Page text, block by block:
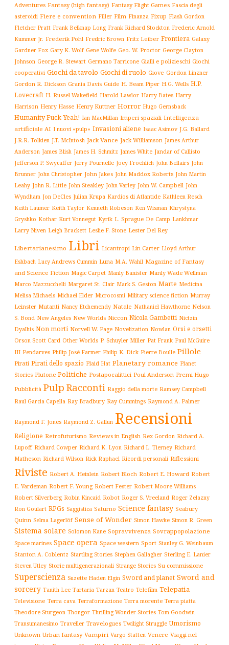
Adventures Fantasy (high fantasy) Fantasy Flight Games Fascia degli
asteroidi Fiere e convention Filler Film Finanza Fixup Flash Gordon
Fletcher Pratt Frank Belknap Long Frank Richard Stockton Frederic Arnold
Kummer Jr. Frederik Pohl Fredric Brown Fritz Leiber Frontiera Galaxy
Gardner Fox Gary K. Wolf Gene Wolfe Geo. W. Proctor George Clayton
Johnson George R. Stewart Germano Tarricone Gialli e polizieschi Giochi
cooperativi Giochi da tavolo Giochi di ruolo Giove Gordon Linzner
Gordon R. Dickson Grania Davis Guide H. Beam Piper H.G. Wells H.P.
Lovecraft H. Russel Wakefield Harold Lawlor Harry Bates Harry
Harrison Henry Hasse Henry Kuttner Horror Hugo Gernsback
Humanity Fuck Yeah! Ian MacMillan Imperi spaziali Intelligenza
artificiale AI I nuovi «pulp» Invasioni aliene Isaac Asimov J.G. Ballard
J.R.R. Tolkien J.T. McIntosh Jack Vance Jack Williamson James Arthur
Anderson James Blish James H. Schmitz James White Jandar of Callisto
Jefferson P. Swycaffer Jerry Pournelle Joey Froehlich John Bellairs John
Brunner John Christopher John Jakes John Maddox Roberts John Martin
Leahy John R. Little John Steakley John Varley John W. Campbell John
Wyndham Jon DeCles Julian Krupa Kardios di Atlantide Kathleen Resch
Keith Laumer Keith Taylor Kenneth Robeson Ken Wisman Khrystyna
Gryshko Kothar Kurt Vonnegut Kyrik L. Sprague De Camp Lankhmar
Larry Niven Leigh Brackett Leslie F. Stone Lester Del Rey
Libertarianesimo Libri Licantropi Lin Carter Lloyd Arthur
Eshbach Lucy Andrews Cummin Luna M.A. Wahil Magazine of Fantasy
and Science Fiction Magic Carpet Manly Banister Manly Wade Wellman
Marco Mazzucchelli Margaret St. Clair Mark S. Geston Marte Medicina
Melisa Michaels Michael Elder Microcosmi Military science fiction Murray
Leinster Mutanti Nancy Etchemendy Natale Nathaniel Hawthorne Nelson
S. Bond New Angeles New Worlds Niccon Nicola Gambetti Nictzin
Dyalhis Non morti Norvell W. Page Novelization Nowlan Orsi e orsetti
Orson Scott Card Other Worlds P. Schuyler Miller Pat Frank Paul McGuire
III Pendarves Philip José Farmer Philip K. Dick Pierre Boulle Pillole
Pirati Pirati dello spazio Plaid Hat Planetary romance Planet
Stories Plutone Politiche Postapocalittici Poul Anderson Premi Hugo
Pubblicità Pulp Racconti Raggio della morte Ramsey Campbell
Raul Garcia Capella Ray Bradbury Ray Cummings Raymond A. Palmer
Raymond F. Jones Raymond Z. Gallun Recensioni
Religione Retrofuturismo Reviews in English Rex Gordon Richard A.
Lupoff Richard Cowper Richard K. Lyon Richard L. Tierney Richard
Matheson Richard Wilson Rick Raphael Ricordi personali Riflessioni
Riviste Robert A. Heinlein Robert Bloch Robert E. Howard Robert
E. Vardeman Robert F. Young Robert Fester Robert Moore Williams
Robert Silverberg Robin Kincaid Robot Roger S. Vreeland Roger Zelazny
Ron Goulart RPGs Saggistica Saturno Science fantasy Seabury
Quinn Selma Lagerlöf Sense of Wonder Simon Hawke Simon R. Green
Sistema solare Solomon Kane Sopravvivenza Sovrappopolazione
Space marines Space opera Space western Sport Stanley G. Weinbaum
Stanton A. Coblentz Startling Stories Stephen Gallagher Sterling E. Lanier
Steven Utley Storie multigenerazionali Strange Stories Su commissione
Superscienza Suzette Haden Elgin Sword and planet Sword and
sorcery Tanith Lee Tartaria Tarzan Teatro Telefilm Telepatia
Televisione Terra cava Terraformazione Terra morente Terra piatta
Theodore Sturgeon Thongor Thrilling Wonder Stories Tom Goodwin
Transumanesimo Traveller Travelogues Twilight Struggle Umorismo
Unknown Urban fantasy Vampiri Vargo Statten Venere Viaggi nel